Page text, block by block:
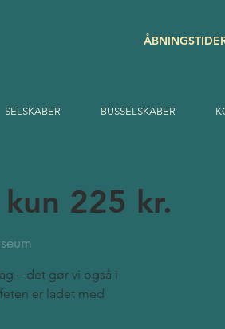
SELSKABER BUSSELSKABER
225 kr.
– det gør vi også i
er ladet med